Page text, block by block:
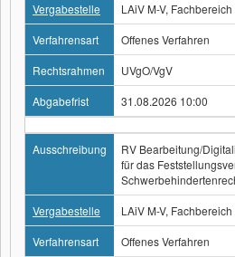
Vergabestelle
LAiV M-V, Fachbereich
Verfahrensart
Offenes Verfahren
Rechtsrahmen
UVgO/VgV
Abgabefrist
31.08.2026 10:00
Ausschreibung
RV Bearbeitung/
für das
Vergabestelle
LAiV M-V, Fachbereich
Verfahrensart
Offenes Verfahren